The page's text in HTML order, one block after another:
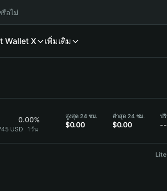
รือไม่
Wallet X เพิ่มเติม
0.00%
USD 1วัน
สูงสุด 24 ชม.
$0.00
ต่ำสุด 24 ชม.
$0.00
ป
--
Lite